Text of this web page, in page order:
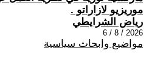
موريزيو لازاراتو .
رياض الشرايطي
2026 / 8 / 6
مواضيع وابحاث سياسية